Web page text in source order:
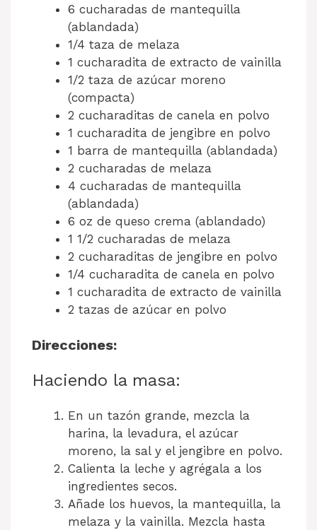
6 cucharadas de mantequilla
(ablandada)
1/4 taza de melaza
1 cucharadita de extracto de vainilla
1/2 taza de azúcar moreno
(compacta)
2 cucharaditas de canela en polvo
1 cucharadita de jengibre en polvo
1 barra de mantequilla (ablandada)
2 cucharadas de melaza
4 cucharadas de mantequilla
(ablandada)
6 oz de queso crema (ablandado)
1 1/2 cucharadas de melaza
2 cucharaditas de jengibre en polvo
1/4 cucharadita de canela en polvo
1 cucharadita de extracto de vainilla
2 tazas de azúcar en polvo
Direcciones:
Haciendo la masa:
En un tazón grande, mezcla la
harina, la levadura, el azúcar
moreno, la sal y el jengibre en polvo.
Calienta la leche y agrégala a los
ingredientes secos.
Añade los huevos, la mantequilla, la
melaza y la vainilla. Mezcla hasta